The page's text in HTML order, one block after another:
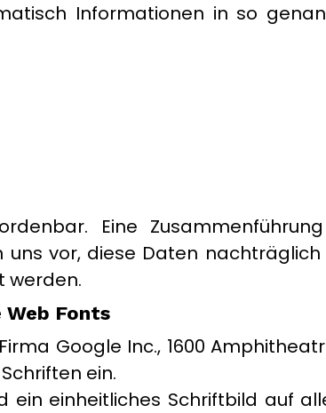
Informationen in so
Eine
vor, diese Daten
werden.
Fonts
Google Inc., 1600
ein.
ein einheitliches Schriftbild auf